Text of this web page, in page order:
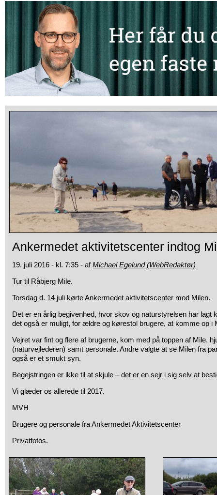
Ankermedet aktivitetscenter indtog
19. juli 2016 - kl. 7:35 - afMichael Egelund (WebRedaktør)
Tur til Råbjerg Mile.
Torsdag d. 14 juli kørte Ankermedet aktivitetscenter mod Milen.
Det er en årlig begivenhed, hvor skov og naturstyrelsen har lagt
det også er muligt, for ældre og kørestol brugere, at komme op i
Vejret var fint og flere af brugerne, kom med på toppen af Mile,
(naturvejlederen) samt personale. Andre valgte at se Milen fra
også er et smukt syn.
Begejstringen er ikke til at skjule – det er en sejr i sig selv at
Vi glæder os allerede til 2017.
MVH
Brugere og personale fra Ankermedet Aktivitetscenter
Privatfotos.